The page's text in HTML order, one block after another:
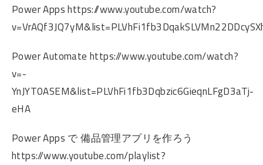
Power Apps https://www.youtube.com/watch?
Power Automate https://www.youtube.com/watch?
v=-
YnJYT0ASEM&list=PLVhFi1fb3Dqbzic6GieqnLFgD3aTj-
eHA
Power Apps で 備品管理アプリを作ろう
https://www.youtube.com/playlist?